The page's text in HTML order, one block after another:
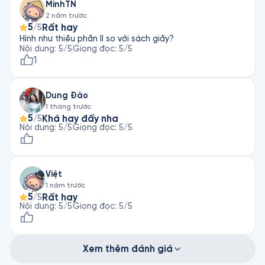
MinhTN
2 năm trước
5/5 Rất hay
Hình như thiếu phần II so với sách giấy?
Nội dung: 5/5Giọng đọc: 5/5
1
Dung Đào
1 tháng trước
5/5 Khá hay đấy nha
Nội dung: 5/5Giọng đọc: 5/5
Việt
1 năm trước
5/5 Rất hay
Nội dung: 5/5Giọng đọc: 5/5
Xem thêm đánh giá